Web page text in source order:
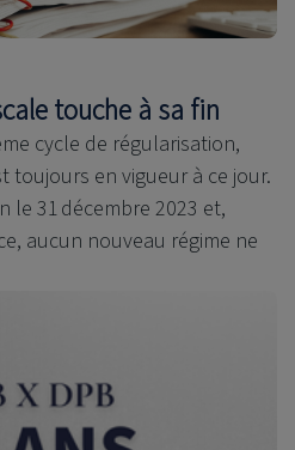
touche à sa fin
cycle de régularisation,
toujours en vigueur à ce jour.
le 31 décembre 2023 et,
aucun nouveau régime ne